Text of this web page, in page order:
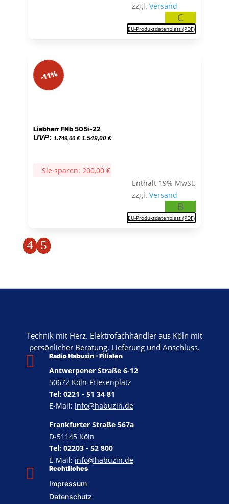
zzgl.Versand
C
EU-Produktdatenblatt (PDF)
Liebherr FNb 505i-22
UVP: 1.749,00€ Ursprünglicher
1.749,00 €
1.549,00 €Aktueller
Sie sparen: 200,00 €
Enthält 19% MwSt.
zzgl.Versand
B
EU-Produktdatenblatt (PDF)
-11%
4 5
Technik mit Herz. Elektrofachhändler aus Köln mit
persönlicher Beratung, Lieferung und Anschluss.
 Rechtliches
Impressum
Datenschutz
 Radio Habuzin - Filialen
Antwerpener Straße 6-12
50672 Köln-Friesenplatz
Tel: 0221 - 51 34 81
E-Mail: info@habuzin.de
Frankfurter Straße 567a
D-51145 Köln
Tel: 02203 - 52 800
E-Mail: info@habuzin.de